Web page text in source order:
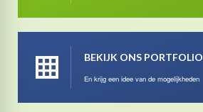
BEKIJK ONS PORTFOLIO
En krijg een idee van de mogelijkheden